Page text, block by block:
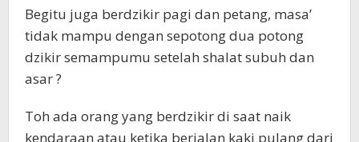
Begitu juga berdzikir pagi dan petang, masa’
tidak mampu dengan sepotong dua potong
dzikir semampumu setelah shalat subuh dan
asar ?
Toh ada orang yang berdzikir di saat naik
kendaraan atau ketika berjalan kaki pulang dari